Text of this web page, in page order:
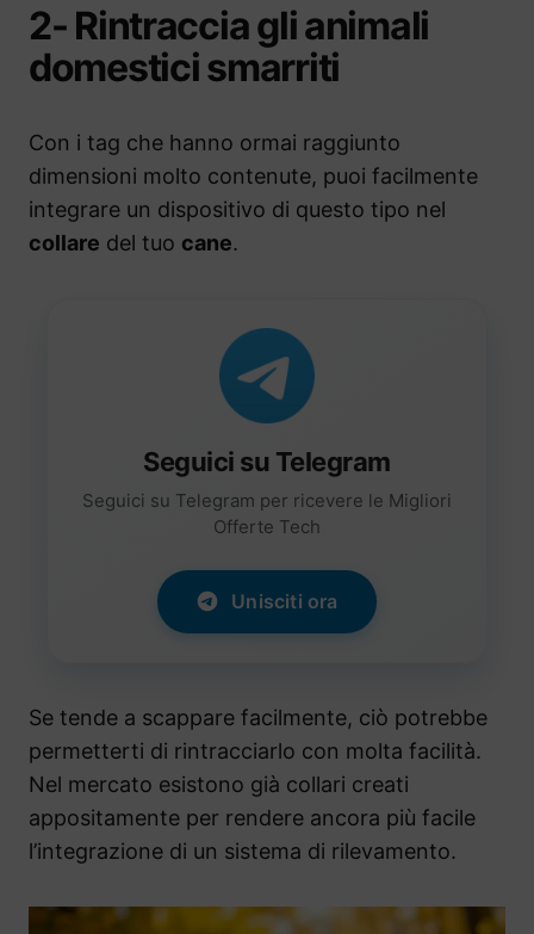
2- Rintraccia gli animali
domestici smarriti
Con i tag che hanno ormai raggiunto
dimensioni molto contenute, puoi facilmente
integrare un dispositivo di questo tipo nel
collare del tuo cane.
Seguici su Telegram
Seguici su Telegram per ricevere le Migliori
Offerte Tech
Unisciti ora
Se tende a scappare facilmente, ciò potrebbe
permetterti di rintracciarlo con molta facilità.
Nel mercato esistono già collari creati
appositamente per rendere ancora più facile
l’integrazione di un sistema di rilevamento.